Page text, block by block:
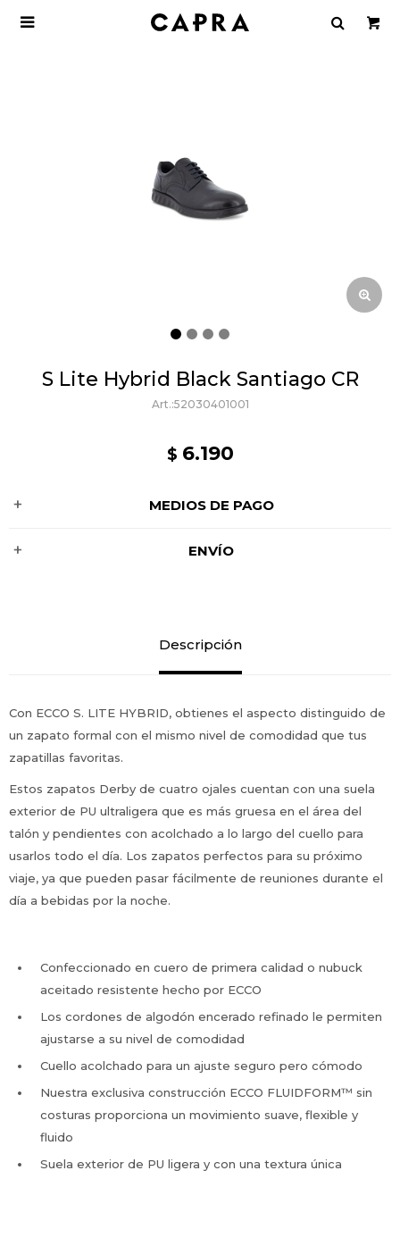

S Lite Hybrid Black Santiago CR
52030401001
$ 6.190
MEDIOS DE PAGO
ENVÍO
Descripción
Con ECCO S. LITE HYBRID, obtienes el aspecto distinguido de
un zapato formal con el mismo nivel de comodidad que tus
zapatillas favoritas.
Estos zapatos Derby de cuatro ojales cuentan con una suela
exterior de PU ultraligera que es más gruesa en el área del
talón y pendientes con acolchado a lo largo del cuello para
usarlos todo el día. Los zapatos perfectos para su próximo
viaje, ya que pueden pasar fácilmente de reuniones durante el
día a bebidas por la noche.
Confeccionado en cuero de primera calidad o nubuck
aceitado resistente hecho por ECCO
Los cordones de algodón encerado refinado le permiten
ajustarse a su nivel de comodidad
Cuello acolchado para un ajuste seguro pero cómodo
Nuestra exclusiva construcción ECCO FLUIDFORM™ sin
costuras proporciona un movimiento suave, flexible y
fluido
Suela exterior de PU ligera y con una textura única